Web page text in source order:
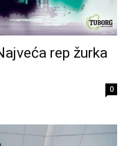
rep žurka
0